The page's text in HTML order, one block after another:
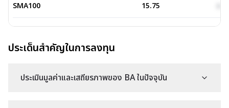
SMA100 15.75
SMA200 15.36
EMA5
EMA9 19.26
ประเด็นสำคัญในการลงทุน
ประเมินมูลค่าและเสถียรภาพของ BA ในปัจจุบัน